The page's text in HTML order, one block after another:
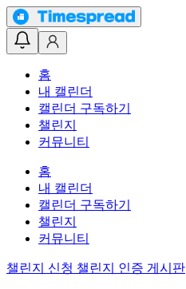
홈
내 캘린더
캘린더 구독하기
챌린지
커뮤니티
홈
내 캘린더
캘린더 구독하기
챌린지
커뮤니티
챌린지 신청 챌린지 인증 게시판